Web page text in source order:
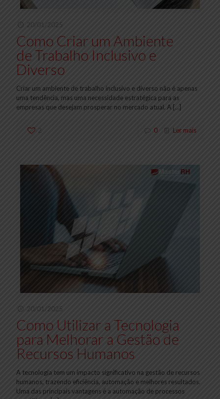
20/01/2025
Como Criar um Ambiente
de Trabalho Inclusivo e
Diverso
Criar um ambiente de trabalho inclusivo e diverso não é apenas
uma tendência, mas uma necessidade estratégica para as
empresas que desejam prosperar no mercado atual. A […]
2 0 Ler mais
20/01/2025
Como Utilizar a Tecnologia
para Melhorar a Gestão de
Recursos Humanos
A tecnologia tem um impacto significativo na gestão de recursos
humanos, trazendo eficiência, automação e melhores resultados.
Uma das principais vantagens é a automação de processos